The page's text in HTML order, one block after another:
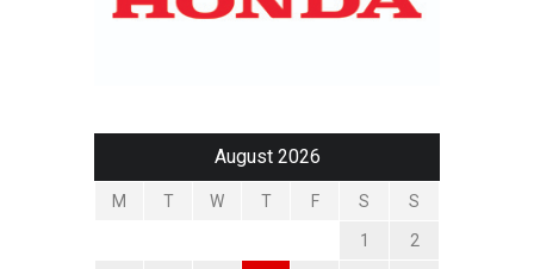
August 2026
M T W T F S S
1 2